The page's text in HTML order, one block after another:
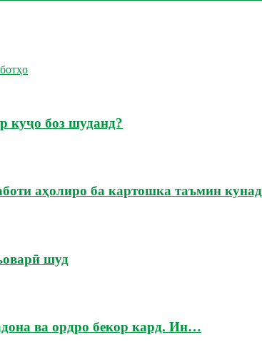
куҷо боз шуданд?
аҳолиро ба картошка таъмин кунад
шуд
ва ордро бекор кард. Ин…